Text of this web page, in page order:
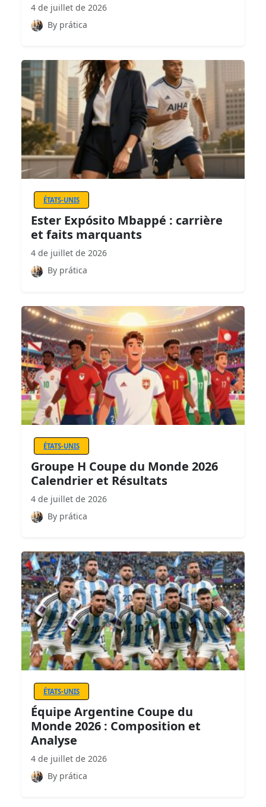
4 de juillet de 2026
By prática
ÉTATS-UNIS
Ester Expósito Mbappé : carrière
et faits marquants
4 de juillet de 2026
By prática
ÉTATS-UNIS
Groupe H Coupe du Monde 2026
Calendrier et Résultats
4 de juillet de 2026
By prática
ÉTATS-UNIS
Équipe Argentine Coupe du
Monde 2026 : Composition et
Analyse
4 de juillet de 2026
By prática